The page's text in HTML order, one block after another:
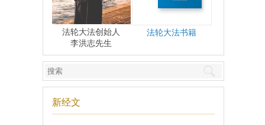
法轮大法创始人
李洪志先生
法轮大法书籍
新经文